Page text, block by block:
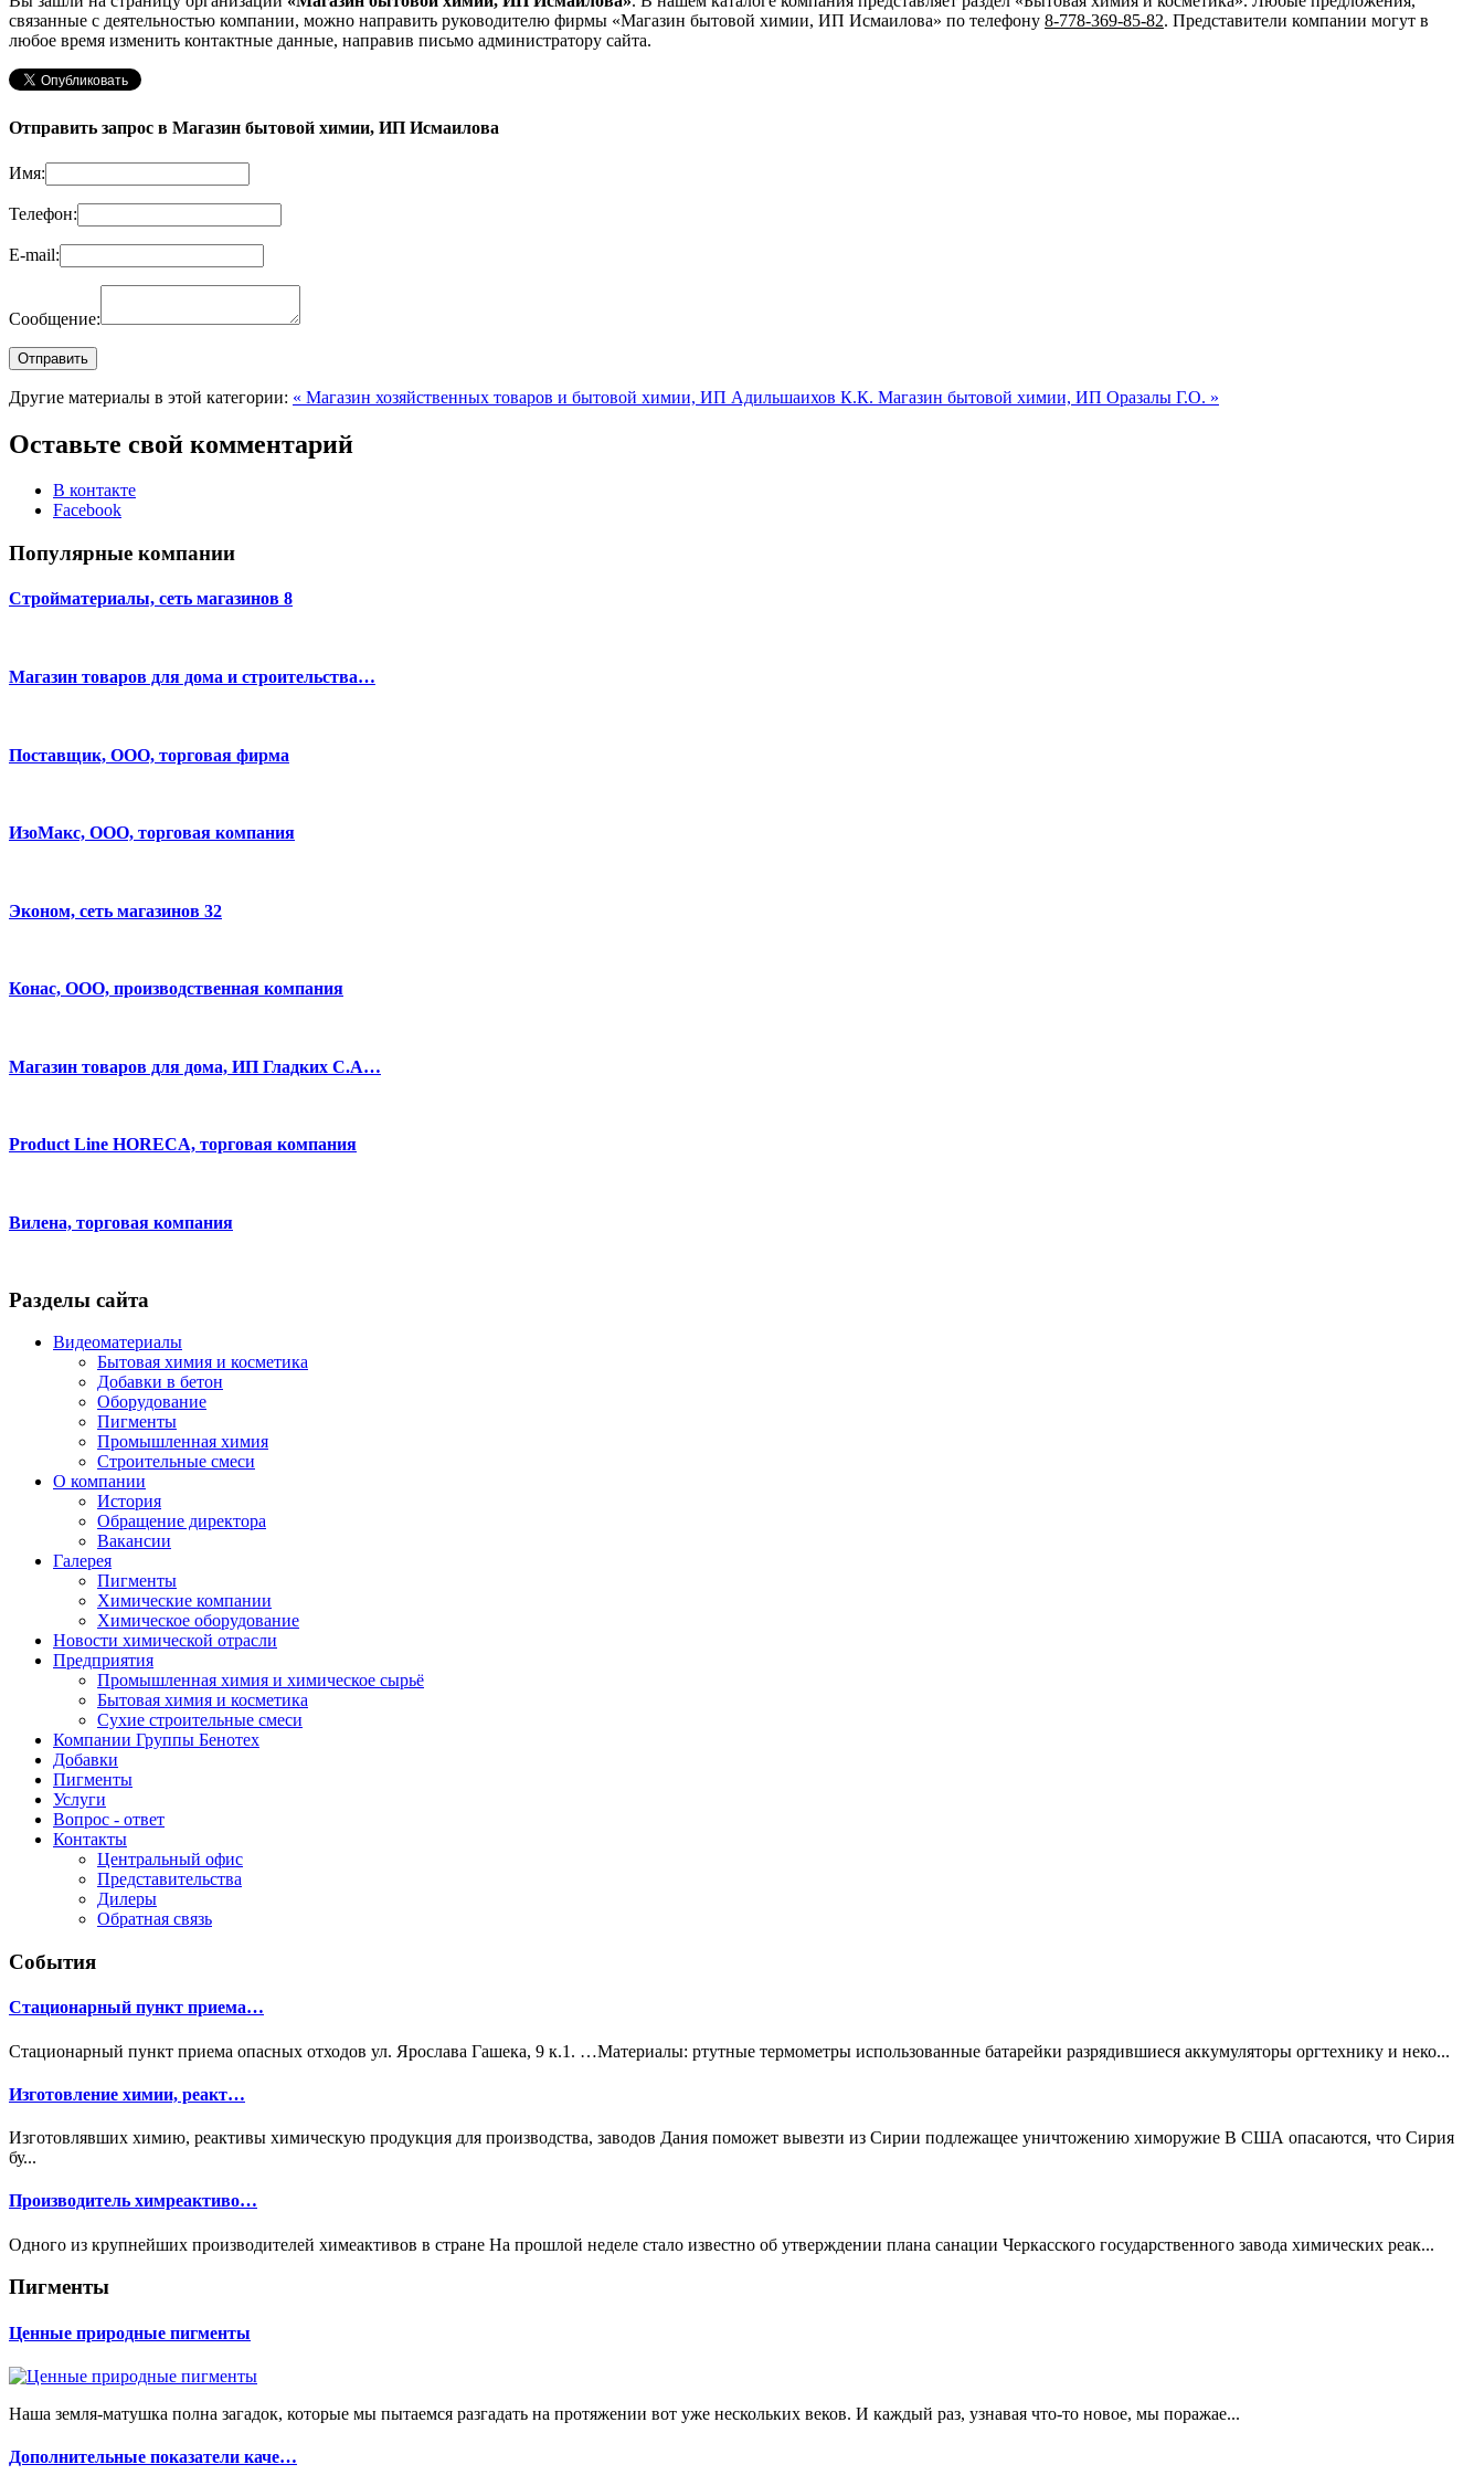
связанные с деятельностью компании, можно направить руководителю фирмы «Магазин бытовой химии, ИП Исмаилова» по телефону 8-778-369-85-82. Представители компании могут в
любое время изменить контактные данные, направив письмо администратору сайта.
Отправить запрос в Магазин бытовой химии, ИП Исмаилова
Имя:
Телефон:
E-mail:
Сообщение:
Другие материалы в этой категории: « Магазин хозяйственных товаров и бытовой химии, ИП Адильшаихов К.К. Магазин бытовой химии, ИП Оразалы Г.О. »
Оставьте свой комментарий
В контакте
Facebook
Популярные компании
Стройматериалы, сеть магазинов 8
Магазин товаров для дома и строительства…
Поставщик, ООО, торговая фирма
ИзоМакс, ООО, торговая компания
Эконом, сеть магазинов 32
Конас, ООО, производственная компания
Магазин товаров для дома, ИП Гладких С.А…
Product Line HORECA, торговая компания
Вилена, торговая компания
Разделы сайта
Видеоматериалы
Бытовая химия и косметика
Добавки в бетон
Оборудование
Пигменты
Промышленная химия
Строительные смеси
О компании
История
Обращение директора
Вакансии
Галерея
Пигменты
Химические компании
Химическое оборудование
Новости химической отрасли
Предприятия
Промышленная химия и химическое сырьё
Бытовая химия и косметика
Сухие строительные смеси
Компании Группы Бенотех
Добавки
Пигменты
Услуги
Вопрос - ответ
Контакты
Центральный офис
Представительства
Дилеры
Обратная связь
События
Стационарный пункт приема…
Стационарный пункт приема опасных отходов ул. Ярослава Гашека, 9 к.1. …Материалы: ртутные термометры использованные батарейки разрядившиеся аккумуляторы оргтехнику и неко...
Изготовление химии, реакт…
Изготовлявших химию, реактивы химическую продукция для производства, заводов Дания поможет вывезти из Сирии подлежащее уничтожению химоружие В США опасаются, что Сирия
бу...
Производитель химреактиво…
Одного из крупнейших производителей химеактивов в стране На прошлой неделе стало известно об утверждении плана санации Черкасского государственного завода химических реак...
Пигменты
Ценные природные пигменты
Наша земля-матушка полна загадок, которые мы пытаемся разгадать на протяжении вот уже нескольких веков. И каждый раз, узнавая что-то новое, мы поражае...
Дополнительные показатели каче…